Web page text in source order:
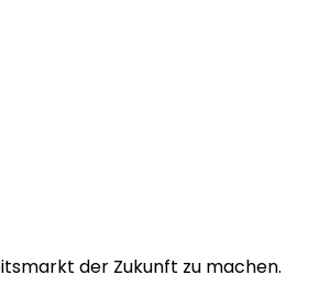
der Zukunft zu machen.